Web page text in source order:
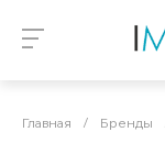
Главная / Бренды